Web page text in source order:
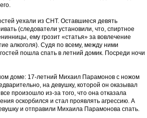
уехали из СНТ. Оставшиеся девять
(следователи установили, что, спиртное
ему грозит «статья» за вовлечение
алкоголя). Судя по всему, между ними
пошла спать в летний домик. Посреди ночи
доме: 17-летний Михаил Парамонов с ножом
на девушку, которой он оказывал
произошло из-за того, что она отказала
оскорбился и стал проявлять агрессию. А
и отправили Михаила Парамонова спать.